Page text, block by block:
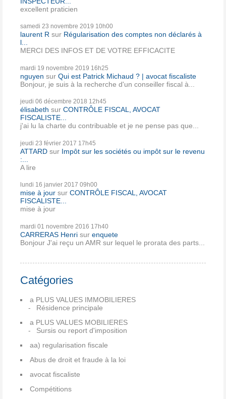
excellent praticien
samedi 23 novembre 2019 10h00
laurent R sur Régularisation des comptes non déclarés à
l...
MERCI DES INFOS ET DE VOTRE EFFICACITE
mardi 19 novembre 2019 16h25
nguyen sur Qui est Patrick Michaud ? | avocat fiscaliste
Bonjour, je suis à la recherche d'un conseiller fiscal à...
jeudi 06 décembre 2018 12h45
élisabeth sur CONTRÔLE FISCAL, AVOCAT
FISCALISTE...
j'ai lu la charte du contribuable et je ne pense pas que...
jeudi 23 février 2017 17h45
ATTARD sur Impôt sur les sociétés ou impôt sur le revenu
:...
A lire
lundi 16 janvier 2017 09h00
mise à jour sur CONTRÔLE FISCAL, AVOCAT
FISCALISTE...
mise à jour
mardi 01 novembre 2016 17h40
CARRERAS Henri sur enquete
Bonjour J'ai reçu un AMR sur lequel le prorata des parts...
Catégories
a PLUS VALUES IMMOBILIERES
Résidence principale
a PLUS VALUES MOBILIERES
Sursis ou report d'imposition
aa) regularisation fiscale
Abus de droit et fraude à la loi
avocat fiscaliste
Compétitions